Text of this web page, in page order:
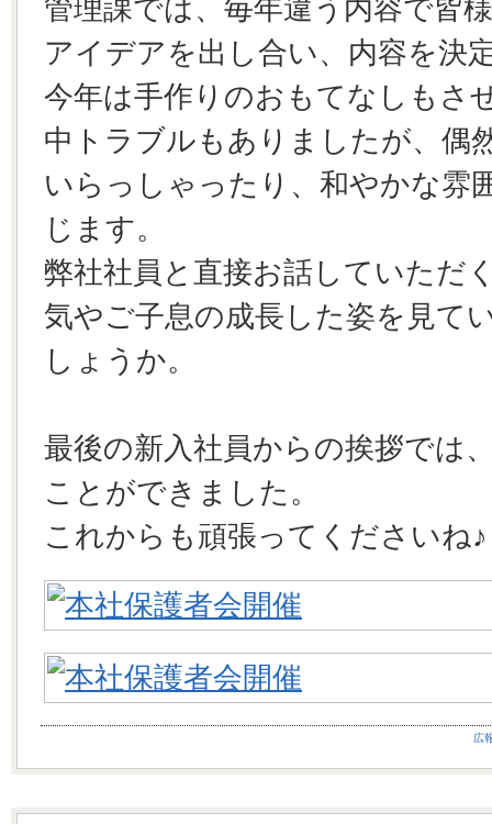
管理課では、毎年違う内容で皆
アイデアを出し合い、内容を決
今年は手作りのおもてなしもさ
中トラブルもありましたが、偶
いらっしゃったり、和やかな雰
じます。
弊社社員と直接お話していただ
気やご子息の成長した姿を見て
しょうか。
最後の新入社員からの挨拶では
ことができました。
これからも頑張ってくださいね♪
広